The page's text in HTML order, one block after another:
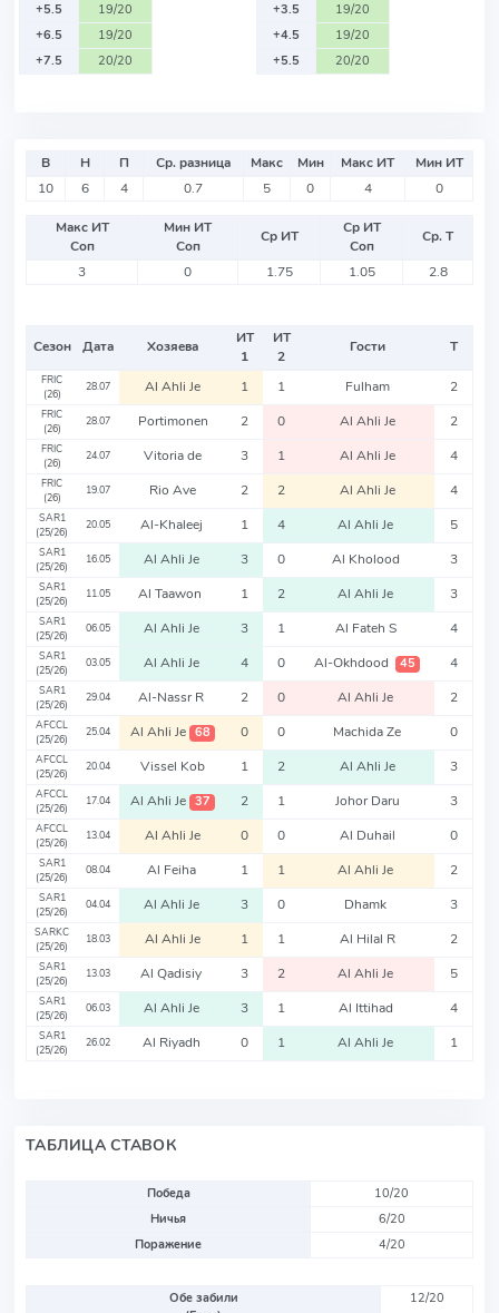
+5.5
19/20
+6.5
19/20
+7.5
20/20
+3.5
19/20
+4.5
19/20
+5.5
20/20
В Н П Ср. разница Макс Мин Макс ИТ
Мин ИТ
10
6 4 0.7 5 0 4 0
Макс ИТ
Соп
Мин ИТ
Соп
Ср ИТ
Ср ИТ
Соп
Ср. Т
3
0 1.75 1.05 2.8
Сезон Дата Хозяева
ИТ
1
ИТ
2
Гости Т
FRIC
(26)
28.07 Al Ahli Je 1 1 Fulham 2
FRIC
(26)
28.07 Portimonen 2 0 Al Ahli Je 2
FRIC
(26)
24.07 Vitoria de 3 1 Al Ahli Je 4
FRIC
(26)
19.07 Rio Ave 2 2 Al Ahli Je 4
SAR1
(25/26)
20.05 Al-Khaleej 1 4 Al Ahli Je 5
SAR1
(25/26)
16.05 Al Ahli Je 3 0 Al Kholood 3
SAR1
(25/26)
11.05 Al Taawon 1 2 Al Ahli Je 3
SAR1
(25/26)
06.05 Al Ahli Je 3 1 Al Fateh S 4
SAR1
(25/26)
03.05 Al Ahli Je 4 0 Al-Okhdood 45 4
SAR1
(25/26)
29.04 Al-Nassr R 2 0 Al Ahli Je 2
AFCCL
(25/26)
25.04 Al Ahli Je 68 0 0 Machida Ze 0
AFCCL
(25/26)
20.04 Vissel Kob 1 2 Al Ahli Je 3
AFCCL
(25/26)
17.04 Al Ahli Je 37 2 1 Johor Daru 3
AFCCL
(25/26)
13.04 Al Ahli Je 0 0 Al Duhail 0
SAR1
(25/26)
08.04 Al Feiha 1 1 Al Ahli Je 2
SAR1
(25/26)
04.04 Al Ahli Je 3 0 Dhamk 3
SARKC
(25/26)
18.03 Al Ahli Je 1 1 Al Hilal R 2
SAR1
(25/26)
13.03 Al Qadisiy 3 2 Al Ahli Je 5
SAR1
(25/26)
06.03 Al Ahli Je 3 1 Al Ittihad 4
SAR1
(25/26)
26.02 Al Riyadh 0 1 Al Ahli Je 1
ТАБЛИЦА СТАВОК
Победа
10/20
Ничья
6/20
Поражение
4/20
Обе забили
12/20